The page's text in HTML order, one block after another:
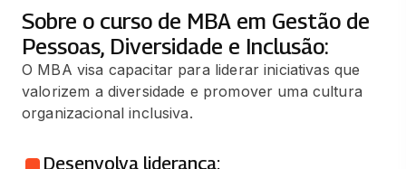
Sobre o curso de MBA em Gestão de
Pessoas, Diversidade e Inclusão:
O MBA visa capacitar para liderar iniciativas que
valorizem a diversidade e promover uma cultura
organizacional inclusiva.
Desenvolva liderança: